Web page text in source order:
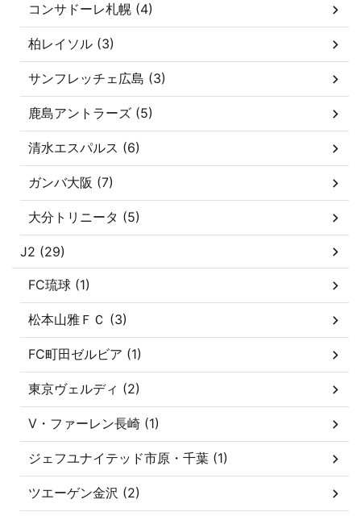
コンサドーレ札幌 (4)
柏レイソル (3)
サンフレッチェ広島 (3)
鹿島アントラーズ (5)
清水エスパルス (6)
ガンバ大阪 (7)
大分トリニータ (5)
J2 (29)
FC琉球 (1)
松本山雅ＦＣ (3)
FC町田ゼルビア (1)
東京ヴェルディ (2)
V・ファーレン長崎 (1)
ジェフユナイテッド市原・千葉 (1)
ツエーゲン金沢 (2)